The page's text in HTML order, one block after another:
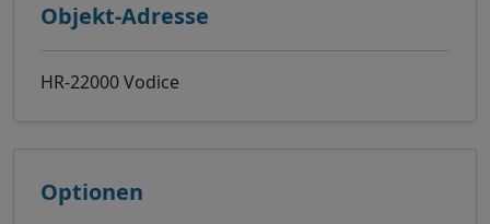
Objekt-Adresse
HR-22000 Vodice
Optionen